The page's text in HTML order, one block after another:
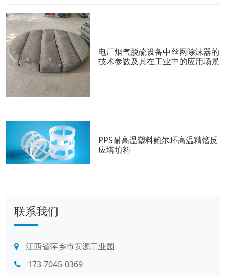
电厂烟气脱硫设备中丝网除沫器的
技术参数及其在工业中的应用场景
PPS耐高温塑料鲍尔环高温精馏反
应塔填料
联系我们
江西省萍乡市安源工业园
173-7045-0369